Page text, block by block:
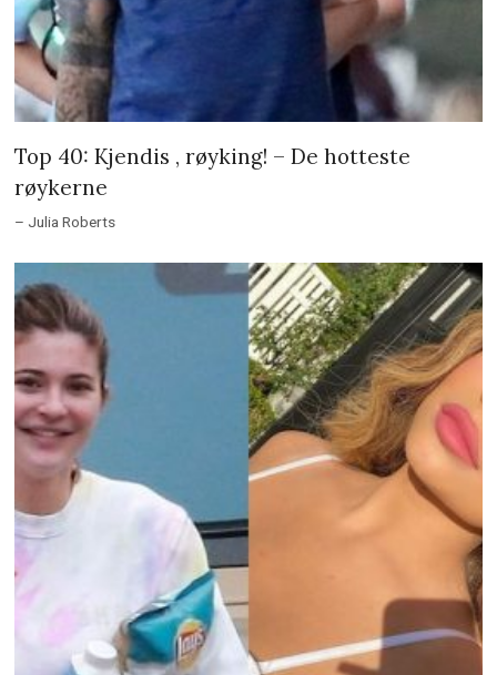
Top 40: Kjendis , røyking! – De hotteste
røykerne
– Julia Roberts